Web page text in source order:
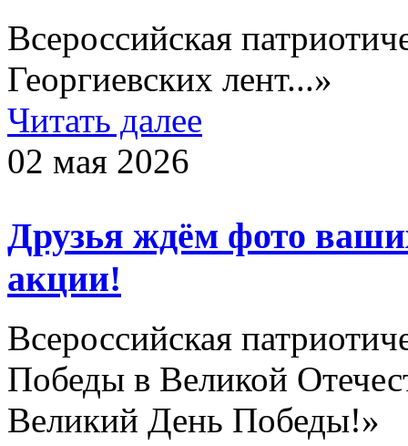
Всероссийская
Георгиевских лент...»
Читать далее
02 мая 2026
Друзья ждём фото
акции!
Всероссийская
Победы в Великой
Великий День Победы!»